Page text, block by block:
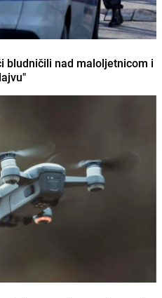
bludničili nad maloljetnicom i